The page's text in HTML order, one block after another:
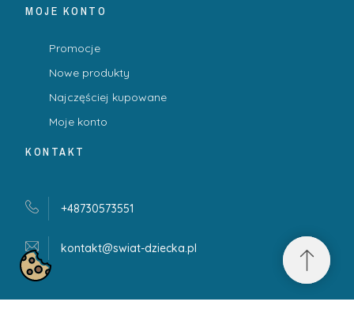
MOJE KONTO
Promocje
Nowe produkty
Najczęściej kupowane
Moje konto
KONTAKT
+48730573551
kontakt@swiat-dziecka.pl